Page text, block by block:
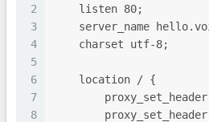
2
3
4
5
6
7
8
    listen 80;
server_name
    charset utf-8;
    location / {